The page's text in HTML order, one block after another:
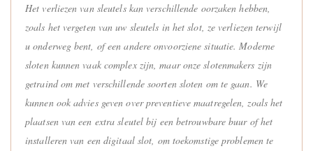
Het verliezen van sleutels kan verschillende oorzaken hebben,
zoals het vergeten van uw sleutels in het slot, ze verliezen terwijl
u onderweg bent, of een andere onvoorziene situatie. Moderne
sloten kunnen vaak complex zijn, maar onze slotenmakers zijn
getraind om met verschillende soorten sloten om te gaan. We
kunnen ook advies geven over preventieve maatregelen, zoals het
plaatsen van een extra sleutel bij een betrouwbare buur of het
installeren van een digitaal slot, om toekomstige problemen te